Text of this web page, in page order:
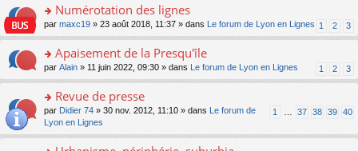
c
e
nt
le
u
ré
c
e
n
o
n
lu
pl
s
ré
e
s
s
e
n
o
n
le
pl
er
le
m
e
s
g
e
n
o
n
o
n
ult
er
le
m
e
s
Numérotation des lignes
1 2 3
par maxc19 » 23 août 2018, 11:37 » dans Le forum de Lyon en Lignes
o
n
ult
er
le
m
Apaisement de la Presqu'île
1 2 3
par Alain » 11 juin 2022, 09:30 » dans Le forum de Lyon en Lignes
o
s
Revue de presse
1 37 38 39 40
par Didier 74 » 30 nov. 2012, 11:10 » dans
Le forum de
Lyon en Lignes